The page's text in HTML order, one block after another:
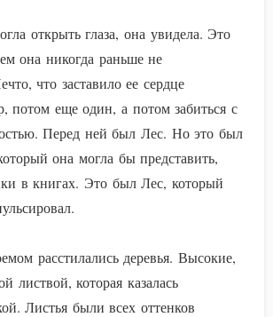
открыть глаза, она увидела. Это
она никогда раньше не
что заставило ее сердце
потом еще один, а потом забиться с
Перед ней был Лес. Но это был
она могла бы представить,
в книгах. Это был Лес, который
расстилались деревья. Высокие,
листвой, которая казалась
Листья были всех оттенков